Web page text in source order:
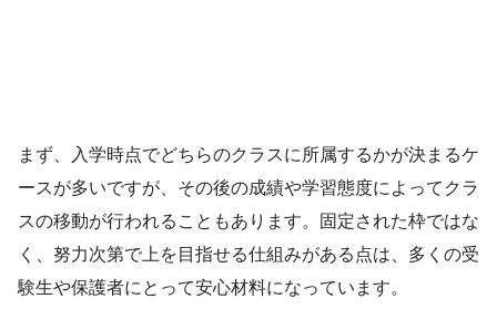
まず、入学時点でどちらのクラスに所属するかが決まるケ
ースが多いですが、その後の成績や学習態度によってクラ
スの移動が行われることもあります。固定された枠ではな
く、努力次第で上を目指せる仕組みがある点は、多くの受
験生や保護者にとって安心材料になっています。